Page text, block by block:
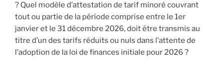
? Quel modèle d’attestation de tarif minoré couvrant
tout ou partie de la période comprise entre le 1er
janvier et le 31 décembre 2026, doit être transmis au
titre d’un des tarifs réduits ou nuls dans l’attente de
l’adoption de la loi de finances initiale pour 2026 ?